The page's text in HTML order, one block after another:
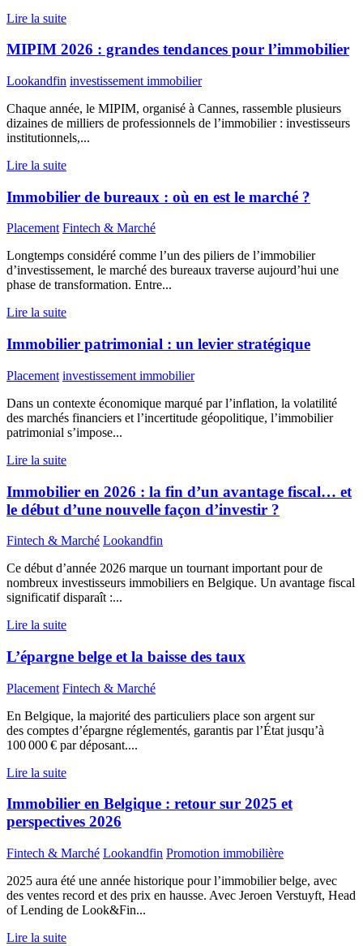
Lire la suite
MIPIM 2026 : grandes tendances pour l’immobilier
Lookandfin investissement immobilier
Chaque année, le MIPIM, organisé à Cannes, rassemble plusieurs
dizaines de milliers de professionnels de l’immobilier : investisseurs
institutionnels,...
Lire la suite
Immobilier de bureaux : où en est le marché ?
Placement Fintech & Marché
Longtemps considéré comme l’un des piliers de l’immobilier
d’investissement, le marché des bureaux traverse aujourd’hui une
phase de transformation. Entre...
Lire la suite
Immobilier patrimonial : un levier stratégique
Placement investissement immobilier
Dans un contexte économique marqué par l’inflation, la volatilité
des marchés financiers et l’incertitude géopolitique, l’immobilier
patrimonial s’impose...
Lire la suite
Immobilier en 2026 : la fin d’un avantage fiscal… et
le début d’une nouvelle façon d’investir ?
Fintech & Marché Lookandfin
Ce début d’année 2026 marque un tournant important pour de
nombreux investisseurs immobiliers en Belgique. Un avantage fiscal
significatif disparaît :...
Lire la suite
L’épargne belge et la baisse des taux
Placement Fintech & Marché
En Belgique, la majorité des particuliers place son argent sur
des comptes d’épargne réglementés, garantis par l’État jusqu’à
100 000 € par déposant....
Lire la suite
Immobilier en Belgique : retour sur 2025 et
perspectives 2026
Fintech & Marché Lookandfin Promotion immobilière
2025 aura été une année historique pour l’immobilier belge, avec
des ventes record et des prix en hausse. Avec Jeroen Verstuyft, Head
of Lending de Look&Fin...
Lire la suite